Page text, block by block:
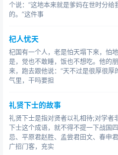
个说：“这地本来就是爹妈在世时分
的。”这件事
杞人忧天
杞国有一个人，老是怕天塌下来，怕
是，觉也不敢睡，饭也不想吃。他的
来，跑去跟他说：“天不过是很厚很
气里，干吗要担
礼贤下士的故事
礼贤下士是指对贤者以礼相待;对学者
下士这个成语，就不得不提一下战国
忌、平原君赵胜、孟尝君田文、春申
广招门客，充实